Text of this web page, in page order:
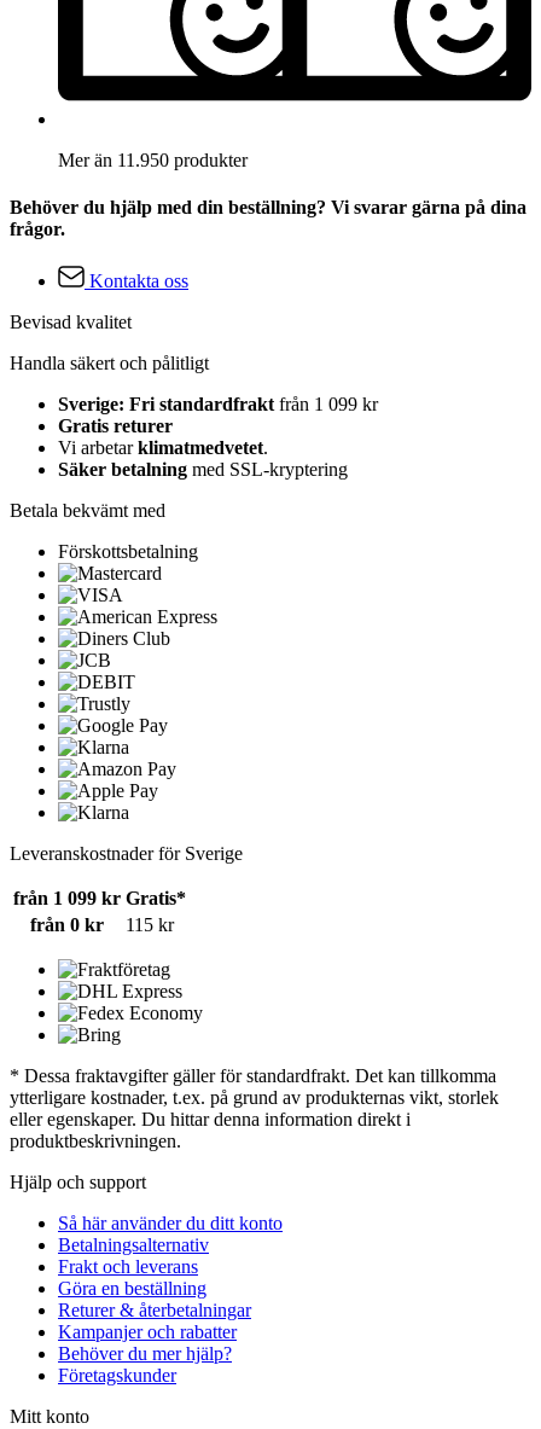
Mer än 11.950 produkter
Behöver du hjälp med din beställning? Vi svarar gärna på dina
frågor.
Kontakta oss
Bevisad kvalitet
Handla säkert och pålitligt
Sverige: Fri standardfrakt från 1 099 kr
Gratis returer
Vi arbetarklimatmedvetet.
Säker betalning med SSL-kryptering
Betala bekvämt med
Förskottsbetalning
Leveranskostnader för Sverige
från 1 099 kr Gratis*
från 0 kr
115 kr
* Dessa fraktavgifter gäller för standardfrakt. Det kan tillkomma
ytterligare kostnader, t.ex. på grund av produkternas vikt, storlek
eller egenskaper. Du hittar denna information direkt i
produktbeskrivningen.
Hjälp och support
Så här använder du ditt konto
Betalningsalternativ
Frakt och leverans
Göra en beställning
Returer & återbetalningar
Kampanjer och rabatter
Behöver du mer hjälp?
Företagskunder
Mitt konto